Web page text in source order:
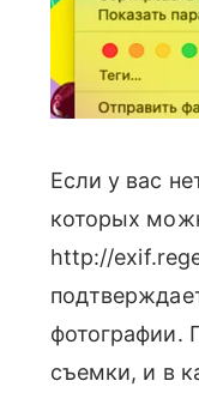
Если у вас
которых
http://
фотографии.
съемки, и в